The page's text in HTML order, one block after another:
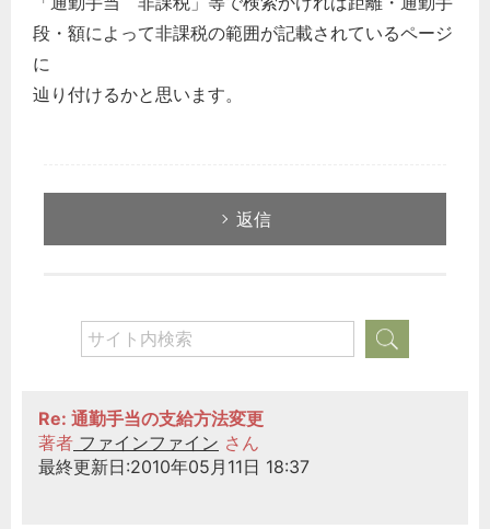
段・額によって非課税の範囲が記載されているページ
に
辿り付けるかと思います。
返信
Re: 通勤手当の支給方法変更
著者 ファインファイン さん
最終更新日:2010年05月11日 18:37